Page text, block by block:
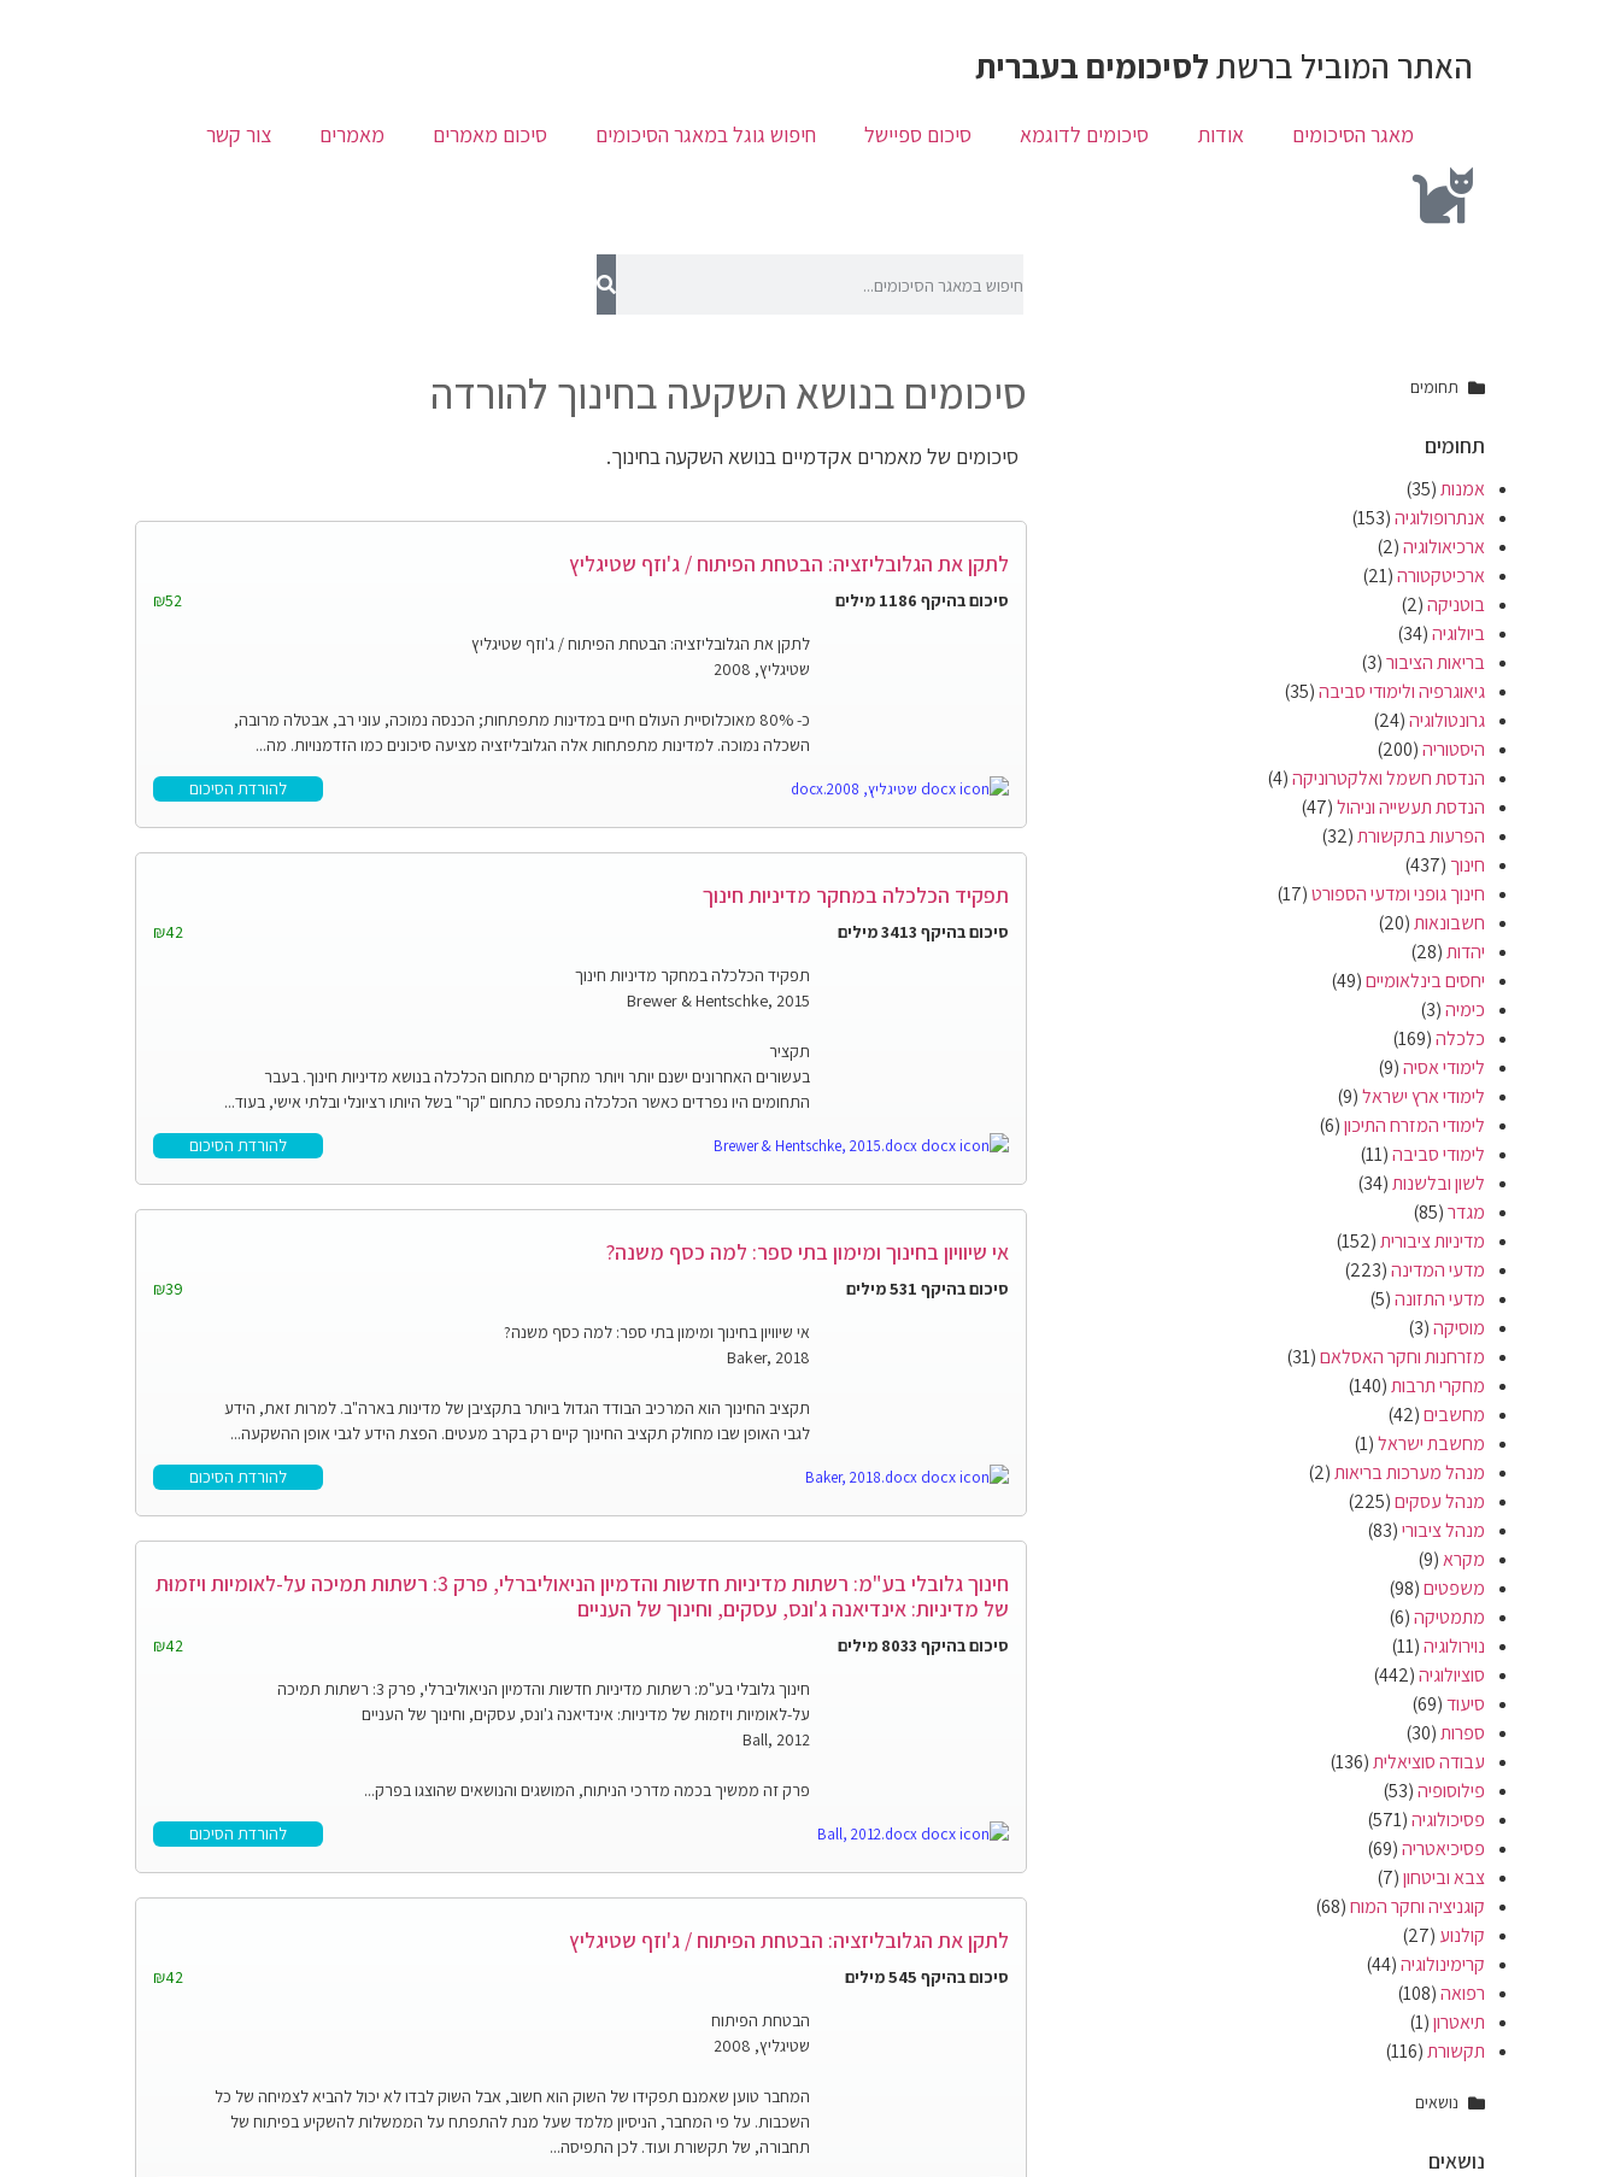
האתר המוביל ברשתלסיכומים בעברית
מאגר הסיכומים אודות סיכומים לדוגמא סיכום ספיישל חיפוש גוגל במאגר הסיכומים סיכום מאמרים מאמרים צור קשר
תחומים
תחומים
אמנות(35)
אנתרופולוגיה(153)
ארכיאולוגיה(2)
ארכיטקטורה(21)
בוטניקה(2)
ביולוגיה(34)
בריאות הציבור(3)
גיאוגרפיה ולימודי סביבה(35)
גרונטולוגיה(24)
היסטוריה(200)
הנדסת חשמל ואלקטרוניקה(4)
הנדסת תעשייה וניהול(47)
הפרעות בתקשורת(32)
חינוך (437)
חינוך גופני ומדעי הספורט(17)
חשבונאות(20)
יהדות(28)
יחסים בינלאומיים(49)
כימיה(3)
כלכלה(169)
לימודי אסיה(9)
לימודי ארץ ישראל(9)
לימודי המזרח התיכון(6)
לימודי סביבה(11)
לשון ובלשנות(34)
מגדר(85)
מדיניות ציבורית(152)
מדעי המדינה(223)
מדעי התזונה(5)
מוסיקה(3)
מזרחנות וחקר האסלאם(31)
מחקרי תרבות(140)
מחשבים(42)
מחשבת ישראל(1)
מנהל מערכות בריאות(2)
מנהל עסקים(225)
מנהל ציבורי(83)
מקרא(9)
משפטים(98)
מתמטיקה(6)
נוירולוגיה(11)
סוציולוגיה(442)
סיעוד(69)
ספרות(30)
עבודה סוציאלית(136)
פילוסופיה(53)
פסיכולוגיה(571)
פסיכיאטריה(69)
צבא וביטחון(7)
קוגניציה וחקר המוח(68)
קולנוע (27)
קרימינולוגיה(44)
רפואה(108)
תיאטרון(1)
תקשורת(116)
נושאים
נושאים
סיכומים בנושא השקעה בחינוך להורדה
סיכומים של מאמרים אקדמיים בנושא השקעה בחינוך.
לתקן את הגלובליזציה: הבטחת הפיתוח / ג'וזף שטיגליץ
סיכום בהיקף 1186 מילים
₪52
לתקן את הגלובליזציה: הבטחת הפיתוח / ג'וזף שטיגליץ
שטיגליץ, 2008
כ- 80% מאוכלוסיית העולם חיים במדינות מתפתחות; הכנסה נמוכה, עוני רב, אבטלה מרובה,
השכלה נמוכה. למדינות מתפתחות אלה הגלובליזציה מציעה סיכונים כמו הזדמנויות. מה...
שטיגליץ, 2008.docx להורדת הסיכום
תפקיד הכלכלה במחקר מדיניות חינוך
סיכום בהיקף 3413 מילים
₪42
תפקיד הכלכלה במחקר מדיניות חינוך
Brewer & Hentschke, 2015
תקציר
בעשורים האחרונים ישנם יותר ויותר מחקרים מתחום הכלכלה בנושא מדיניות חינוך. בעבר
התחומים היו נפרדים כאשר הכלכלה נתפסה כתחום "קר" בשל היותו רציונלי ובלתי אישי, בעוד...
להורדת הסיכום
אי שיוויון בחינוך ומימון בתי ספר: למה כסף משנה?
סיכום בהיקף 531 מילים
₪39
אי שיוויון בחינוך ומימון בתי ספר: למה כסף משנה?
Baker, 2018
תקציב החינוך הוא המרכיב הבודד הגדול ביותר בתקציבן של מדינות בארה"ב. למרות זאת, הידע
לגבי האופן שבו מחולק תקציב החינוך קיים רק בקרב מעטים. הפצת הידע לגבי אופן ההשקעה...
להורדת הסיכום
חינוך גלובלי בע"מ: רשתות מדיניות חדשות והדמיון הניאוליברלי, פרק 3: רשתות תמיכה על-לאומיות ויזמוּת
של מדיניות: אינדיאנה ג'ונס, עסקים, וחינוך של העניים
סיכום בהיקף 8033 מילים
₪42
חינוך גלובלי בע"מ: רשתות מדיניות חדשות והדמיון הניאוליברלי, פרק 3: רשתות תמיכה
על-לאומיות ויזמוּת של מדיניות: אינדיאנה ג'ונס, עסקים, וחינוך של העניים
Ball, 2012
פרק זה ממשיך בכמה מדרכי הניתוח, המושגים והנושאים שהוצגו בפרק...
להורדת הסיכום
לתקן את הגלובליזציה: הבטחת הפיתוח / ג'וזף שטיגליץ
סיכום בהיקף 545 מילים
₪42
הבטחת הפיתוח
שטיגליץ, 2008
המחבר טוען שאמנם תפקידו של השוק הוא חשוב, אבל השוק לבדו לא יכול להביא לצמיחה של כל
השכבות. על פי המחבר, הניסיון מלמד שעל מנת להתפתח על הממשלות להשקיע בפיתוח של
תחבורה, של תקשורת ועוד. לכן התפיסה...